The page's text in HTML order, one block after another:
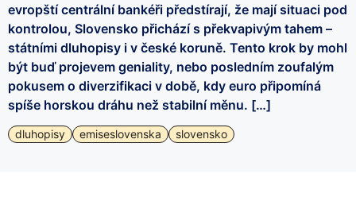
evropští centrální bankéři předstírají, že mají situaci pod
kontrolou, Slovensko přichází s překvapivým tahem –
státními dluhopisy i v české koruně. Tento krok by mohl
být buď projevem geniality, nebo posledním zoufalým
pokusem o diverzifikaci v době, kdy euro připomíná
spíše horskou dráhu než stabilní měnu. […]
dluhopisy emiseslovenska slovensko